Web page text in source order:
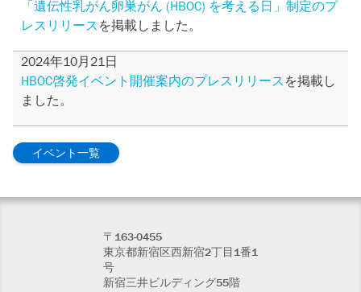
「遺伝性乳がん卵巣がん (HBOC) を考える日」制定のプ
レスリリース を掲載しました。
2024年10月21日
HBOC啓発イベント開催案内のプレスリリース を掲載し
ました。
イベント一覧
〒163-0455
東京都新宿区西新宿2丁目1番1
号
新宿三井ビルディング55階